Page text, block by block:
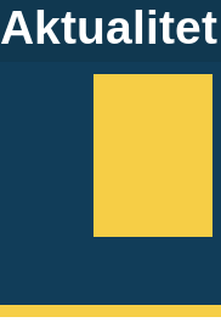
Aktualitet